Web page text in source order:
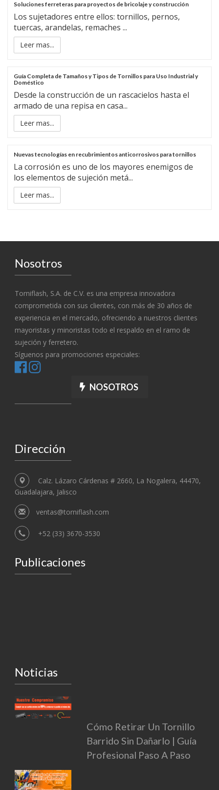
Soluciones ferreteras para proyectos de bricolaje y construcción
Los sujetadores entre ellos: tornillos, pernos,
tuercas, arandelas, remaches ...
Leer mas...
Guía Completa de Tamaños y Tipos de Tornillos para Uso Industrial y
Doméstico
Desde la construcción de un rascacielos hasta el
armado de una repisa en casa...
Leer mas...
Nuevas tecnologías en recubrimientos anticorrosivos para tornillos
La corrosión es uno de los mayores enemigos de
los elementos de sujeción metá...
Leer mas...
Nosotros
Torniflash, S.A. de C.V. es una empresa innovadora
comprometida con sus clientes, con más de 30 años de
experiencia en el mercado, ofreciendo a nuestros clientes
mayoristas y minoristas todo el respaldo en el ramo de
sujeción y ferretero.
Síguenos para promociones especiales:
NOSOTROS
Dirección
Calz. Lázaro Cárdenas # 2660, La Nogalera, 44470,
Guadalajara, Jalisco
ventas@torniflash.com
+52 (33) 3670-3530
Publicaciones
Noticias
Cómo Retirar Un Tornillo
Barrido Sin Dañarlo | Guía
Profesional Paso A Paso